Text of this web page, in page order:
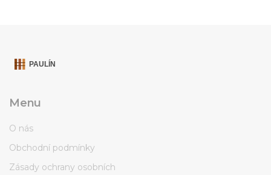
Menu
O nás
Obchodní podmínky
Zásady ochrany osobních